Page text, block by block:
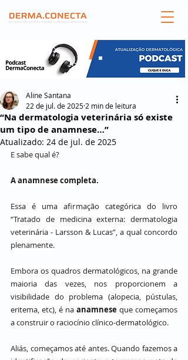
“Na dermatologia veterinária só existe
um tipo de anamnese…”
Aline Santana
22 de jul. de 2025 2 min de leitura
Atualizado: 24 de jul. de 2025
E sabe qual é?
A anamnese completa.
Essa é uma afirmação categórica do livro
“Tratado de medicina externa: dermatologia
veterinária - Larsson & Lucas”, a qual concordo
plenamente.
Embora os quadros dermatológicos, na grande
maioria das vezes, nos proporcionem a
visibilidade do problema (alopecia, pústulas,
eritema, etc), é na anamnese que começamos
a construir o raciocínio clínico-dermatológico.
Aliás, começamos até antes. Quando fazemos a